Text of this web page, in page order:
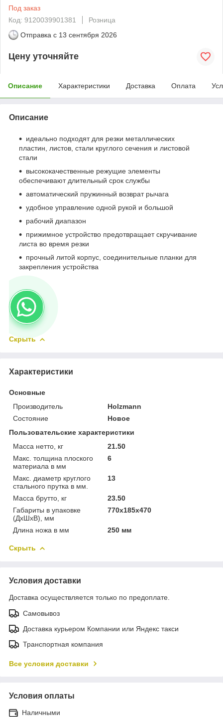
Под заказ
Код: 9120039901381
Розница
Отправка с 13 сентября 2026
Цену уточняйте
Описание Характеристики Доставка Оплата
Описание
идеально подходят для резки металлических
пластин, листов, стали круглого сечения и листовой
стали
высококачественные режущие элементы
обеспечивают длительный срок службы
автоматический пружинный возврат рычага
удобное управление одной рукой и большой
рабочий диапазон
прижимное устройство предотвращает скручивание
листа во время резки
прочный литой корпус, соединительные планки для
закрепления устройства
Скрыть
Характеристики
Основные
Производитель
Holzmann
Состояние
Новое
Пользовательские характеристики
Масса нетто, кг
21.50
Макс. толщина плоского
материала в мм
6
Макс. диаметр круглого
стального прутка в мм.
13
Масса брутто, кг
23.50
Габариты в упаковке
(ДхШхВ), мм
770х185х470
Длина ножа в мм 250 мм
Скрыть
Условия доставки
Доставка осуществляется только по предоплате.
Самовывоз
Доставка курьером Компании или Яндекс такси
Транспортная компания
Все условия доставки
Условия оплаты
Наличными